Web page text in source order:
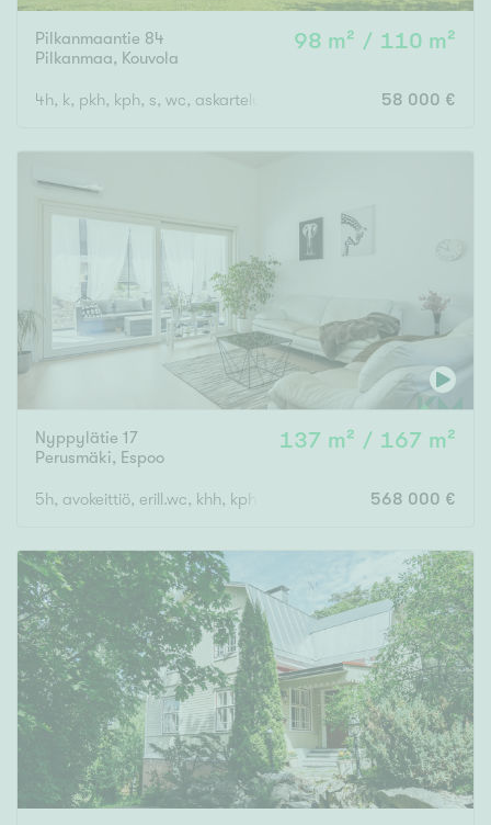
Pilkanmaantie 84
Pilkanmaa, Kouvola
98 m² / 110 m²
4h, k, pkh, kph, s, wc, askarteluhuone 58 000 €
Nyppylätie 17
Perusmäki, Espoo
137 m² / 167 m²
5h, avokeittiö, erill.wc, khh, kph, s, tekn.tila, autokatos, varasto
568 000 €